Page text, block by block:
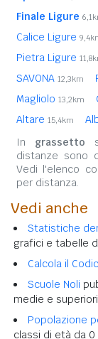
Finale Ligure
Calice Ligure
Pietra Ligure
SAVONA 12,3km
Magliolo 13,2km
Altare 15,4km
In grassetto
distanze sono
Vedi l'elenco
per distanza.
Vedi anche
Statistiche
grafici e tabelle
Calcola il
Scuole Noli
medie e
Popolazione
classi di età da 0